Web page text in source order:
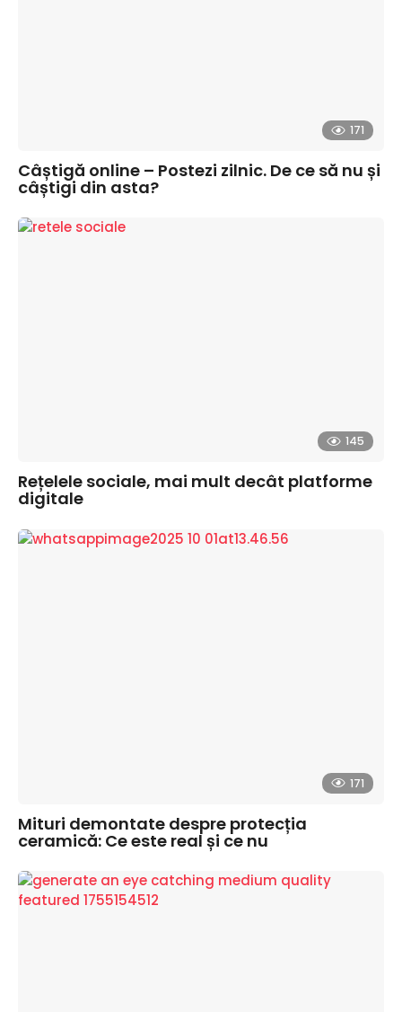
171
Câștigă online – Postezi zilnic. De ce să nu și
câștigi din asta?
145
Rețelele sociale, mai mult decât platforme
digitale
171
Mituri demontate despre protecția
ceramică: Ce este real și ce nu